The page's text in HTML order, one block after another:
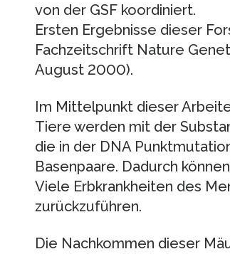
von der GSF koordiniert.
Ersten Ergebnisse dieser
Fachzeitschrift Nature
August 2000).
Im Mittelpunkt dieser
Tiere werden mit der
die in der DNA
Basenpaare. Dadurch
Viele Erbkrankheiten des
zurückzuführen.
Die Nachkommen dieser